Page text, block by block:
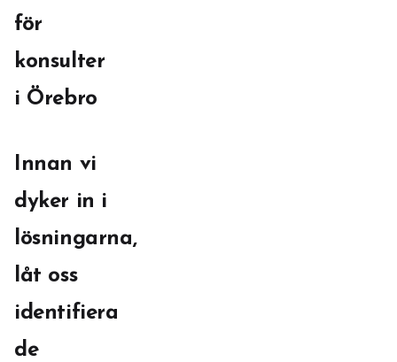
för
konsulter
i Örebro
Innan vi
dyker in i
lösningarna,
låt oss
identifiera
de